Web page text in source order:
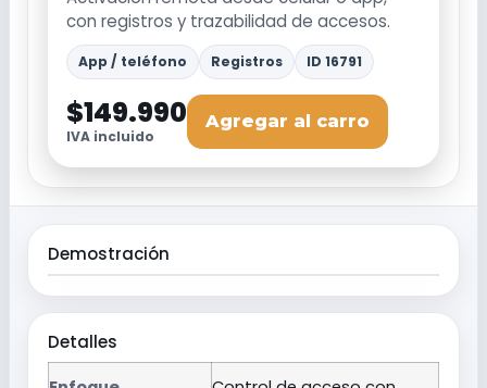
con registros y trazabilidad de accesos.
App / teléfono Registros ID 16791
$149.990
IVA incluido
Agregar al carro
Demostración
Detalles